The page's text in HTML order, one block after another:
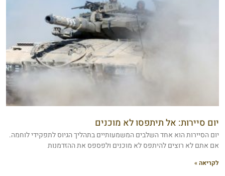
יום סיירות: אל תיתפסו לא מוכנים
יום הסיירות הוא אחד השלבים המשמעותיים בתהליך הגיוס לתפקידי לוחמה.
אם אתם לא רוצים להיתפס לא מוכנים ולפספס את ההזדמנות
לקריאה »